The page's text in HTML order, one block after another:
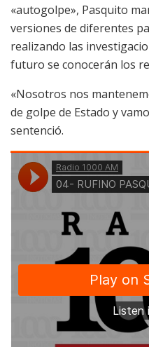
«autogolpe», Pasquito
versiones de diferentes
realizando las
futuro se conocerán los
«Nosotros nos
de golpe de Estado y
sentenció.